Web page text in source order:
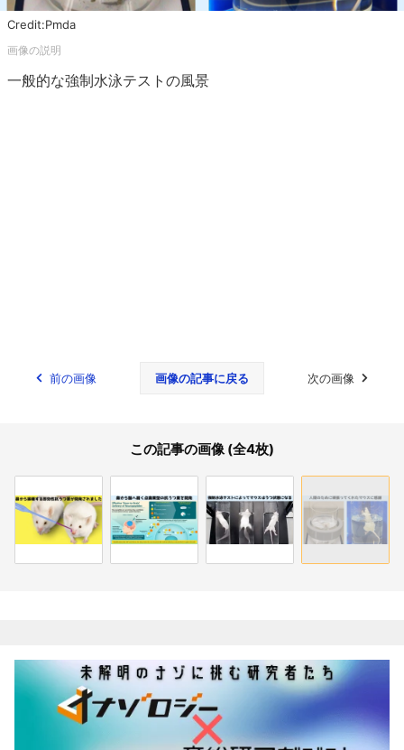
Credit:Pmda
一般的な強制水泳テストの風景
前の画像 画像の記事に戻る 次の画像
この記事の画像 (全4枚)